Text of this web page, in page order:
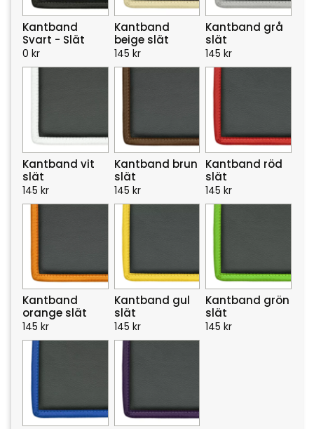
Kantband
Svart - Slät
0 kr
Kantband
beige slät
145 kr
Kantband grå
slät
145 kr
Kantband vit
slät
145 kr
Kantband brun
slät
145 kr
Kantband röd
slät
145 kr
Kantband
orange slät
145 kr
Kantband gul
slät
145 kr
Kantband grön
slät
145 kr